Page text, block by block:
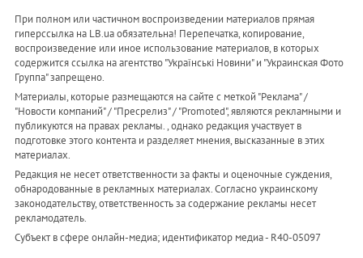
При полном или частичном воспроизведении материалов прямая
гиперссылка на LB.ua обязательна! Перепечатка, копирование,
воспроизведение или иное использование материалов, в которых
содержится ссылка на агентство "Українськi Новини" и "Украинская Фото
Группа" запрещено.
Материалы, которые размещаются на сайте с меткой "Реклама" /
"Новости компаний" / "Пресрелиз" / "Promoted", являются рекламными и
публикуются на правах рекламы. , однако редакция участвует в
подготовке этого контента и разделяет мнения, высказанные в этих
материалах.
Редакция не несет ответственности за факты и оценочные суждения,
обнародованные в рекламных материалах. Согласно украинскому
законодательству, ответственность за содержание рекламы несет
рекламодатель.
Субъект в сфере онлайн-медиа; идентификатор медиа - R40-05097